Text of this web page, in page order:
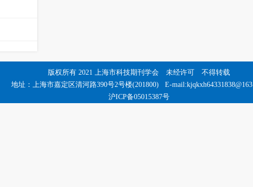
版权所有 2021 上海市科技期刊学会 未经许可 不得转载
地址：上海市嘉定区清河路390号2号楼(201800) E-
沪ICP备05015387号